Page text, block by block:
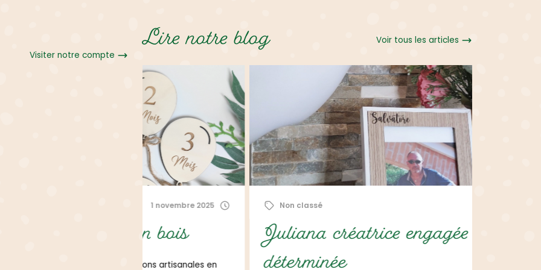
Visiter notre compte Lire notre blog Voir tous les articles
Non classé
Juliana créatrice engagée et